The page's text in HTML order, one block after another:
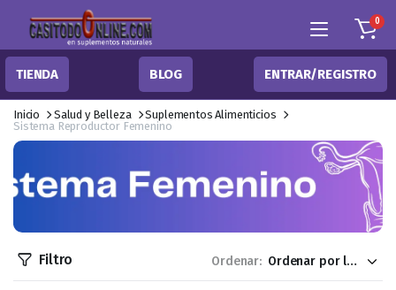
0
TIENDA BLOG ENTRAR/REGISTRO
Inicio Salud y Belleza
Suplementos Alimenticios
Sistema Reproductor Femenino
Filtro Ordenar: